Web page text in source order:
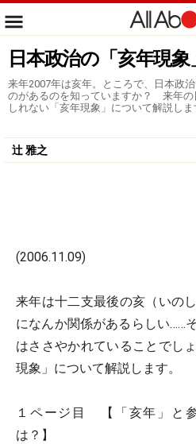
日本政治の「亥年現
来年2007年は亥年。ところで、日本政
のがあるのを知っていますか？ 来年の
しれない「亥年現象」について解説しま
辻 雅之
(2006.11.09)
来年は十二支最後の亥（いの
になんか関係があるらしい……
はささやかれていることでし
現象」について解説します。
１ページ目 【「亥年」と
は？】